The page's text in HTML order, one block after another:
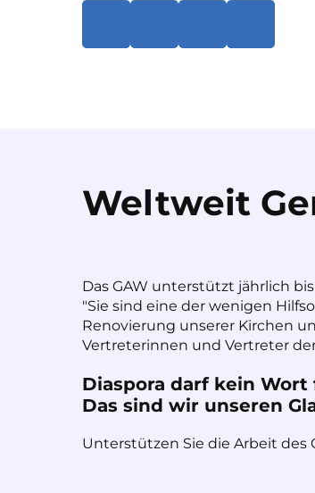
Weltweit
Das GAW unterstützt jährlich
"Sie sind eine der wenigen
Renovierung unserer Kirchen
Vertreterinnen und Vertreter
Diaspora darf kein
Das sind wir unseren
Unterstützen Sie die Arbeit des